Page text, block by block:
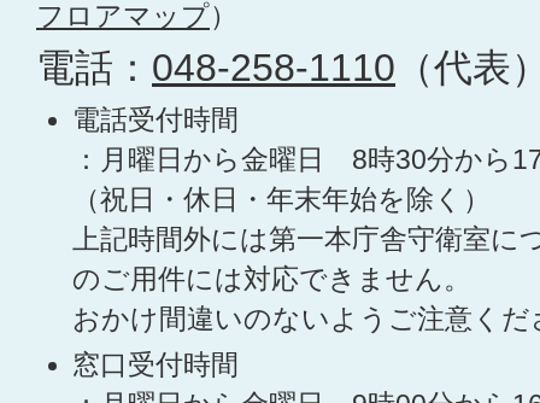
フロアマップ）
電話： 048-258-1110 （代表
電話受付時間
：月曜日から金曜日 8時30分から
（祝日・休日・年末年始を除く）
上記時間外には第一本庁舎守衛室に
のご用件には対応できません。
おかけ間違いのないようご注意くだ
窓口受付時間